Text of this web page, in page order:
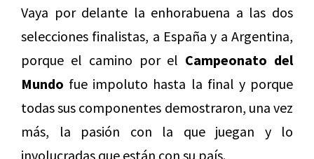
Vaya por delante la enhorabuena a las dos
selecciones finalistas, a España y a Argentina,
porque el camino por el Campeonato del
Mundo fue impoluto hasta la final y porque
todas sus componentes demostraron, una vez
más, la pasión con la que juegan y lo
involucradas que están con su país.